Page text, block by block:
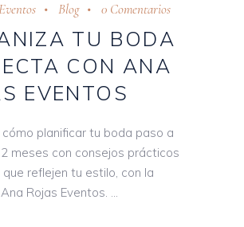
Blog 0 Comentarios
TU BODA
CON ANA
EVENTOS
planificar tu boda paso a
meses con consejos prácticos
reflejen tu estilo, con la
Rojas Eventos.